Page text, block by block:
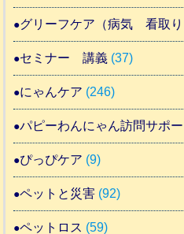
グリーフケア（病気 看取り
セミナー 講義 (37)
にゃんケア (246)
パピーわんにゃん訪問サポー
ぴっぴケア (9)
ペットと災害 (92)
ペットロス (59)